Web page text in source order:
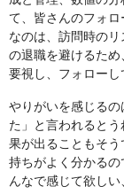
て、皆さんのフォ
なのは、訪問時の
の退職を避けるた
要視し、フォローし
やりがいを感じる
た」と言われると
果が出ることもそ
持ちがよく分かる
んなで感じて欲しい